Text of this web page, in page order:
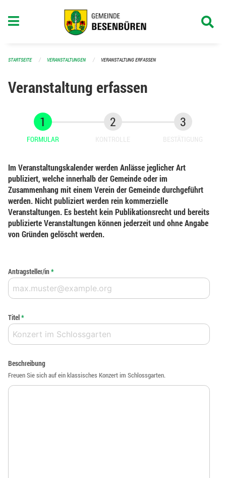
STARTSEITE VERANSTALTUNGEN VERANSTALTUNG ERFASSEN
Veranstaltung erfassen
FORMULAR KONTROLLE BESTÄTIGUNG
Im Veranstaltungskalender werden Anlässe jeglicher Art
publiziert, welche innerhalb der Gemeinde oder im
Zusammenhang mit einem Verein der Gemeinde durchgeführt
werden. Nicht publiziert werden rein kommerzielle
Veranstaltungen. Es besteht kein Publikationsrecht und bereits
publizierte Veranstaltungen können jederzeit und ohne Angabe
von Gründen gelöscht werden.
Antragsteller/in*
Titel*
Beschreibung
Freuen Sie sich auf ein klassisches Konzert im Schlossgarten.